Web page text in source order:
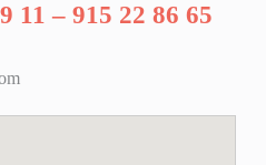
11 – 915 22 86 65